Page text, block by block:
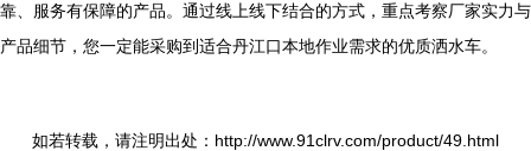
靠、服务有保障的产品。通过线上线下结合的方式，重点考察厂家实力与
产品细节，您一定能采购到适合丹江口本地作业需求的优质洒水车。
如若转载，请注明出处：http://www.91clrv.com/product/49.html